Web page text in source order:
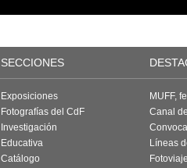
SECCIONES
Exposiciones
Fotografías del CdF
Investigación
Educativa
Catálogo
MUFF,
Canal
Líneas